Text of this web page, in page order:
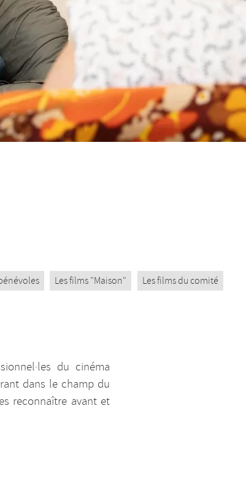
Les films "Maison"
Les films du comité
du cinéma
dans le champ du
reconnaître avant et